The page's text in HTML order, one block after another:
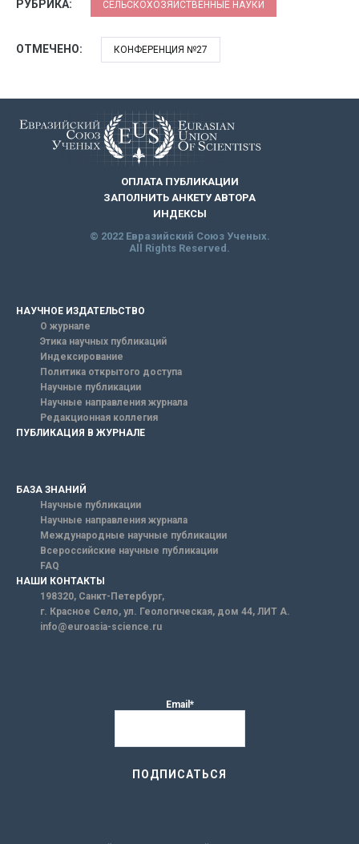
РУБРИКА: СЕЛЬСКОХОЗЯЙСТВЕННЫЕ НАУКИ
ОТМЕЧЕНО: КОНФЕРЕНЦИЯ №27
ОПЛАТА ПУБЛИКАЦИИ
ЗАПОЛНИТЬ АНКЕТУ АВТОРА
ИНДЕКСЫ
© 2022 Евразийский Союз Ученых.
All Rights Reserved.
НАУЧНОЕ ИЗДАТЕЛЬСТВО
О журнале
Этика научных публикаций
Индексирование
Политика открытого доступа
Научные публикации
Научные направления журнала
Редакционная коллегия
ПУБЛИКАЦИЯ В ЖУРНАЛЕ
БАЗА ЗНАНИЙ
Научные публикации
Научные направления журнала
Международные научные публикации
Всероссийские научные публикации
FAQ
НАШИ КОНТАКТЫ
198320, Санкт-Петербург,
г. Красное Село, ул. Геологическая, дом 44, ЛИТ А.
info@euroasia-science.ru
Email*